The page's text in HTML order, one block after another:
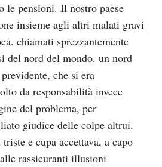
le pensioni. Il nostro paese
insieme agli altri malati gravi
chiamati sprezzantemente
del nord del mondo. un nord
che si era
da responsabilità invece
del problema, per
giudice delle colpe altrui.
e cupa accettava, a capo
rassicuranti illusioni